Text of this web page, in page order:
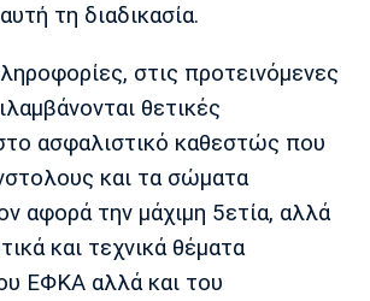
τη διαδικασία.
στις προτεινόμενες
θετικές
ασφαλιστικό καθεστώς που
και τα σώματα
αφορά την μάχιμη 5ετία, αλλά
και τεχνικά θέματα
ΕΦΚΑ αλλά και του